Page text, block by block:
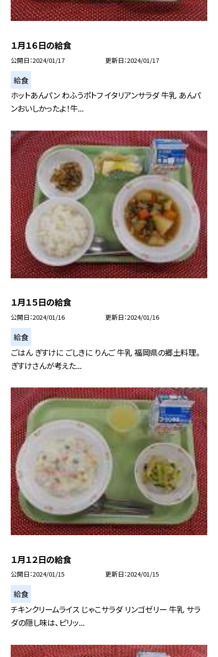
１月１６日の給食
公開日 2024/01/17 更新日 2024/01/17
給食
ホットあんパン わふうポトフ イタリアンサラダ 牛乳 あんパ
ンおいしかったよ！牛...
１月１５日の給食
公開日 2024/01/16 更新日 2024/01/16
給食
ごはん ぎすけに ごしきに りんご 牛乳 福岡県の郷土料理。
ぎすけさんが考えた...
１月１２日の給食
公開日 2024/01/15 更新日 2024/01/15
給食
チキンクリームライス じゃこサラダ リンゴゼリー 牛乳 サラ
ダの隠し味は、ピリッ...